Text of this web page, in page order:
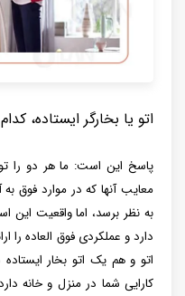
اتو یا بخارگر ایستاده،
پاسخ این است: ما هر دو را
معایب آنها که در موارد فوق
به نظر برسد، اما واقعیت این
دارد و عملکردی فوق العاده را
اتو و هم یک اتو بخار
کارایی شما در منزل و خانه